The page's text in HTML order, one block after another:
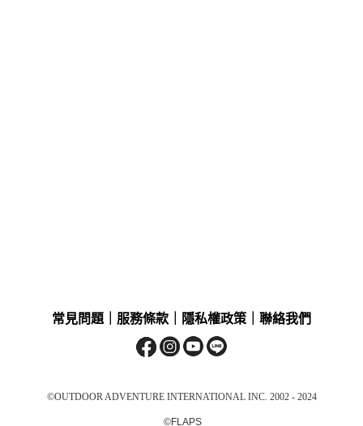
常見問題 服務條款 隱私權政策 聯絡我們
©OUTDOOR ADVENTURE INTERNATIONAL INC. 2002 - 2024
©FLAPS